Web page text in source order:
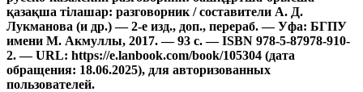
қазақша тілашар: разговорник / составители А. Д.
Лукманова (и др.) — 2-е изд., доп., перераб. — Уфа: БГПУ
имени М. Акмуллы, 2017. — 93 с. — ISBN 978-5-87978-910-
2. — URL: https://e.lanbook.com/book/105304 (дата
обращения: 18.06.2025), для авторизованных
пользователей.